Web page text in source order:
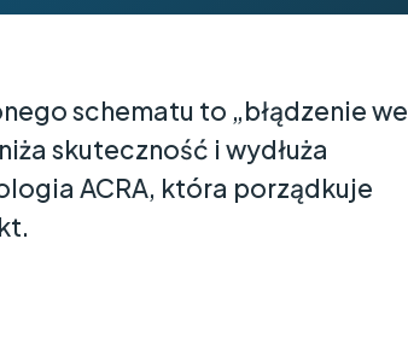
schematu to „błądzenie we
skuteczność i wydłuża
ACRA, która porządkuje